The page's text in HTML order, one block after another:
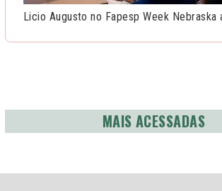
Licio Augusto no Fapesp Week Nebraska
MAIS ACESSADAS